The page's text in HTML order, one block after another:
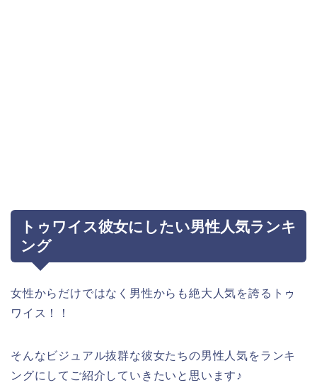
トゥワイス彼女にしたい男性人気ランキ
ング
女性からだけではなく男性からも絶大人気を誇るトゥ
ワイス！！
そんなビジュアル抜群な彼女たちの男性人気をランキ
ングにしてご紹介していきたいと思います♪